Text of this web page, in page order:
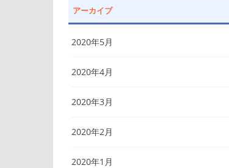
アーカイブ
2020年5月
2020年4月
2020年3月
2020年2月
2020年1月